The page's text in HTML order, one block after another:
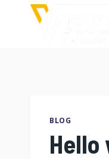
BLOG
Hello